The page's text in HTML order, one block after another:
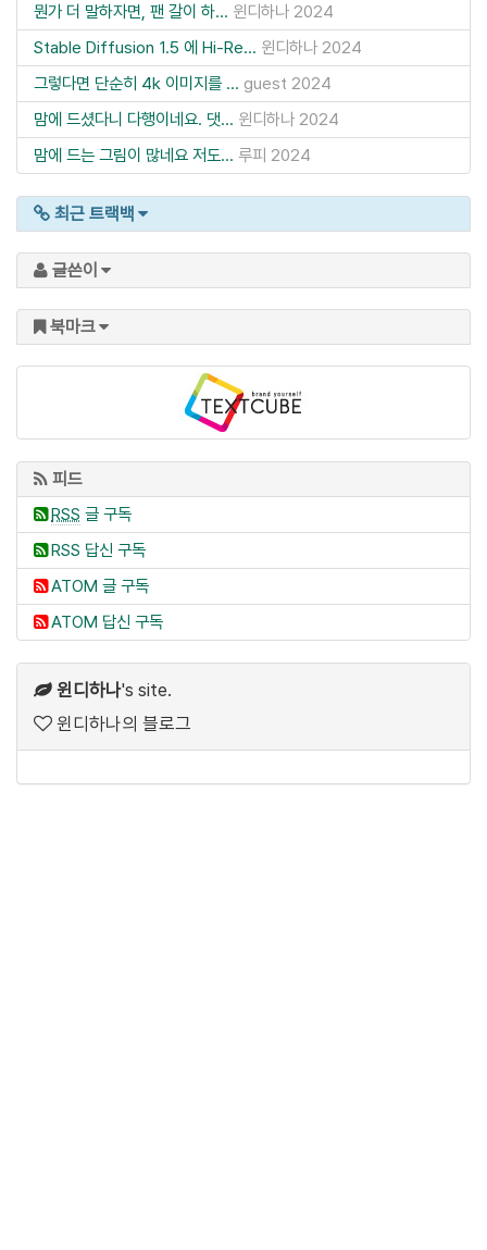
뭔가 더 말하자면, 팬 갈이 하... 윈디하나 2024
Stable Diffusion 1.5 에 Hi-Re... 윈디하나 2024
그렇다면 단순히 4k 이미지를 ... guest 2024
맘에 드셨다니 다행이네요. 댓... 윈디하나 2024
맘에 드는 그림이 많네요 저도... 루피 2024
최근 트랙백
글쓴이
북마크
피드
RSS 글 구독
RSS 답신 구독
ATOM 글 구독
ATOM 답신 구독
윈디하나's site.
윈디하나의 블로그